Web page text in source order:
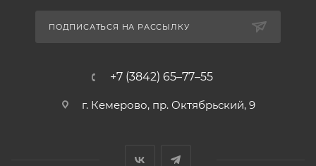
ПОДПИСАТЬСЯ НА РАССЫЛКУ
+7 (3842) 65–77–55
г. Кемерово, пр. Октябрьский, 9